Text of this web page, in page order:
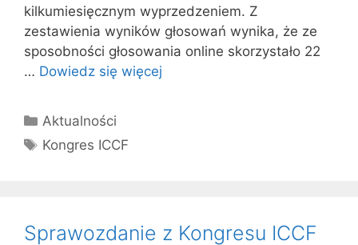
kilkumiesięcznym wyprzedzeniem. Z
zestawienia wyników głosowań wynika, że ze
sposobności głosowania online skorzystało 22
… Dowiedz się więcej
Kategorie
Aktualności
Tagi
Kongres ICCF
Sprawozdanie z Kongresu ICCF